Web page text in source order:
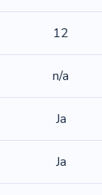
12
n/a
Ja
Ja